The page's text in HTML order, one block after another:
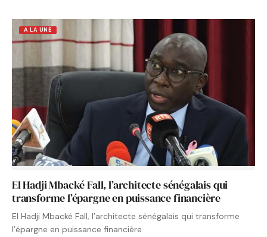
A LA UNE
El Hadji Mbacké Fall, l’architecte sénégalais qui
transforme l’épargne en puissance financière
El Hadji Mbacké Fall, l’architecte sénégalais qui transforme
l’épargne en puissance financière